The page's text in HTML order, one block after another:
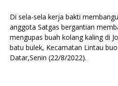
Di sela-sela kerja bakti
anggota Satgas bergantian
mengupas buah kolang kaling di
batu bulek, Kecamatan Lintau
Datar,Senin (22/8/2022).